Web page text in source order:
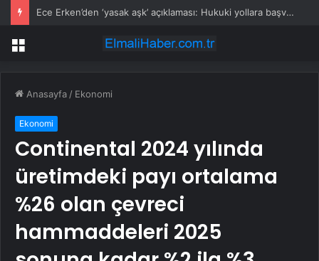
Ece Erken’den ‘yasak aşk’ açıklaması: Hukuki yollara başvuruyor
Menü
Anasayfa / Ekonomi
Ekonomi
Continental 2024 yılında
üretimdeki payı ortalama
%26 olan çevreci
hammaddeleri 2025